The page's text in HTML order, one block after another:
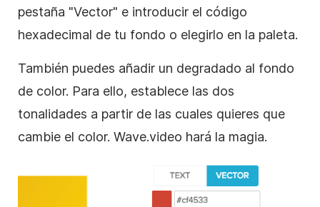
pestaña "Vector" e introducir el código
hexadecimal de tu fondo o elegirlo en la paleta.
También puedes añadir un degradado al fondo
de color. Para ello, establece las dos
tonalidades a partir de las cuales quieres que
cambie el color. Wave.video hará la magia.